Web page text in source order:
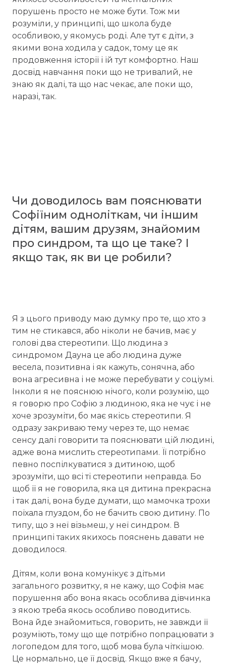
порушень просто не може бути. Тож ми
розуміли, у принципі, що школа буде
особливою, у якомусь роді. Але тут є діти, з
якими вона ходила у садок, тому це як
продовження історії і їй тут комфортно. Наш
досвід навчання поки що не тривалий, не
знаю як далі, та що нас чекає, але поки що,
наразі, так.
Чи доводилось вам пояснювати
Софіїним одноліткам, чи іншим
дітям, вашим друзям, знайомим
про синдром, та що це таке? І
якщо так, як ви це робили?
Я з цього приводу маю думку про те, що хто з
тим не стикався, або ніколи не бачив, має у
голові два стереотипи. Що людина з
синдромом Дауна це або людина дуже
весела, позитивна і як кажуть, сонячна, або
вона агресивна і не може перебувати у соціумі.
Інколи я не пояснюю нічого, коли розумію, що
я говорю про Софію з людиною, яка не чує і не
хоче зрозуміти, бо має якісь стереотипи. Я
одразу закриваю тему через те, що немає
сенсу далі говорити та пояснювати цій людині,
адже вона мислить стереотипами. Її потрібно
певно поспілкуватися з дитиною, щоб
зрозуміти, що всі ті стереотипи неправда. Бо
щоб її я не говорила, яка ця дитина прекрасна
і так далі, вона буде думати, що мамочка трохи
поїхала глуздом, бо не бачить свою дитину. По
типу, що з неї візьмеш, у неї синдром. В
принципі таких якихось пояснень давати не
доводилося.
Дітям, коли вона комунікує з дітьми
загального розвитку, я не кажу, що Софія має
порушення або вона якась особлива дівчинка
з якою треба якось особливо поводитись.
Вона йде знайомиться, говорить, не завжди її
розуміють, тому що ще потрібно попрацювати з
логопедом для того, щоб мова була чіткішою.
Це нормально, це її досвід. Якщо вже я бачу,